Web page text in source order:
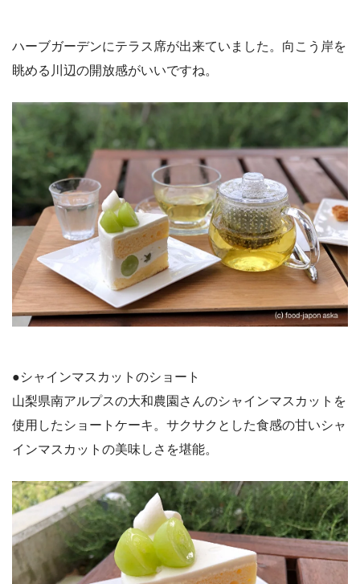
ハーブガーデンにテラス席が出来ていました。向こう岸を
眺める川辺の開放感がいいですね。
●シャインマスカットのショート
山梨県南アルプスの大和農園さんのシャインマスカットを
使用したショートケーキ。サクサクとした食感の甘いシャ
インマスカットの美味しさを堪能。